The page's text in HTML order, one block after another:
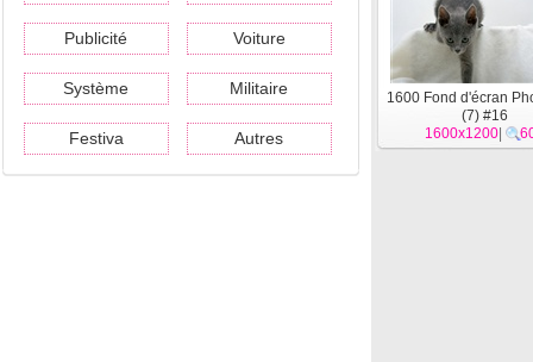
Publicité Voiture
Système Militaire
Festiva Autres
1600 Fond d'écran
(7) #16
1600x1200